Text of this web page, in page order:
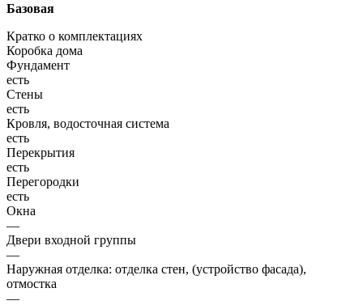
Базовая
Кратко о комплектациях
Коробка дома
Фундамент
есть
Стены
есть
Кровля, водосточная система
есть
Перекрытия
есть
Перегородки
есть
Окна
—
Двери входной группы
—
Наружная отделка: отделка стен, (устройство фасада),
отмостка
—